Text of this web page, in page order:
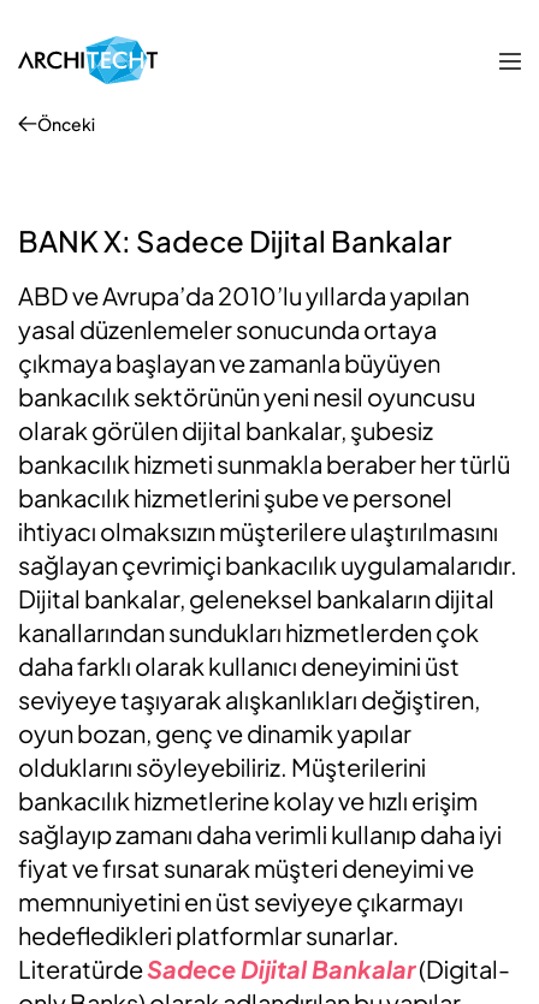
Önceki
BANK X: Sadece Dijital Bankalar
ABD ve Avrupa’da 2010’lu yıllarda yapılan
yasal düzenlemeler sonucunda ortaya
çıkmaya başlayan ve zamanla büyüyen
bankacılık sektörünün yeni nesil oyuncusu
olarak görülen dijital bankalar, şubesiz
bankacılık hizmeti sunmakla beraber her türlü
bankacılık hizmetlerini şube ve personel
ihtiyacı olmaksızın müşterilere ulaştırılmasını
sağlayan çevrimiçi bankacılık uygulamalarıdır.
Dijital bankalar, geleneksel bankaların dijital
kanallarından sundukları hizmetlerden çok
daha farklı olarak kullanıcı deneyimini üst
seviyeye taşıyarak alışkanlıkları değiştiren,
oyun bozan, genç ve dinamik yapılar
olduklarını söyleyebiliriz. Müşterilerini
bankacılık hizmetlerine kolay ve hızlı erişim
sağlayıp zamanı daha verimli kullanıp daha iyi
fiyat ve fırsat sunarak müşteri deneyimi ve
memnuniyetini en üst seviyeye çıkarmayı
hedefledikleri platformlar sunarlar.
LiteratürdeSadece Dijital Bankalar(Digital-